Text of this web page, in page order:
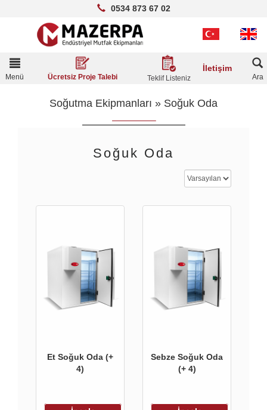
0534 873 67 02
Toggle
navigation
Menü Ücretsiz Proje Talebi Teklif Listeniz
İletişim
Ara
Soğutma Ekipmanları » Soğuk Oda
Soğuk Oda
Et Soğuk Oda (+
4)
Sebze Soğuk Oda
(+ 4)